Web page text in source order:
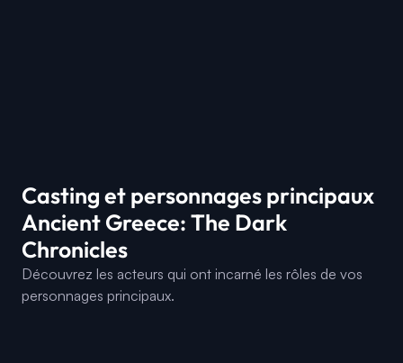
Casting et personnages principaux
Ancient Greece: The Dark
Chronicles
Découvrez les acteurs qui ont incarné les rôles de vos
personnages principaux.